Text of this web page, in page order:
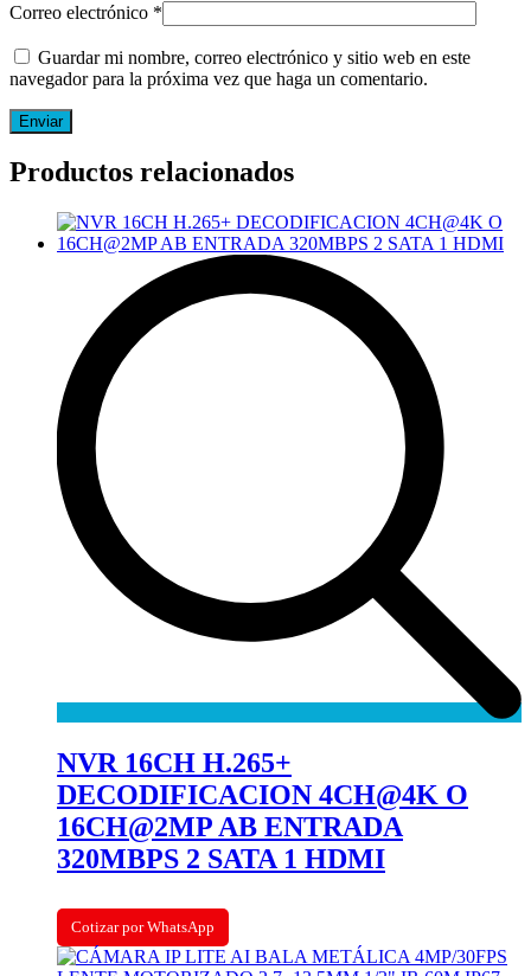
Correo electrónico *
Guardar mi nombre, correo electrónico y sitio web en este
navegador para la próxima vez que haga un comentario.
Productos relacionados
NVR 16CH H.265+
DECODIFICACION 4CH@4K O
16CH@2MP AB ENTRADA
320MBPS 2 SATA 1 HDMI
Cotizar por WhatsApp